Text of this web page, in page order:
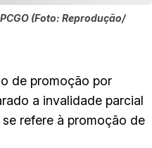
(Foto: Reprodução/
de promoção por
a invalidade parcial
refere à promoção de